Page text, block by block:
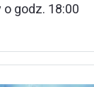
godz. 18:00